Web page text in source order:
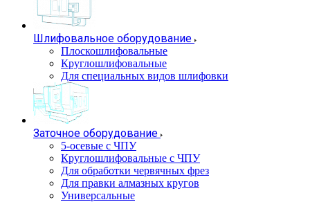
Шлифовальное оборудование
Плоскошлифовальные
Круглошлифовальные
Для специальных видов шлифовки
Заточное оборудование
5-осевые с ЧПУ
Круглошлифовальные с ЧПУ
Для обработки червячных фрез
Для правки алмазных кругов
Универсальные